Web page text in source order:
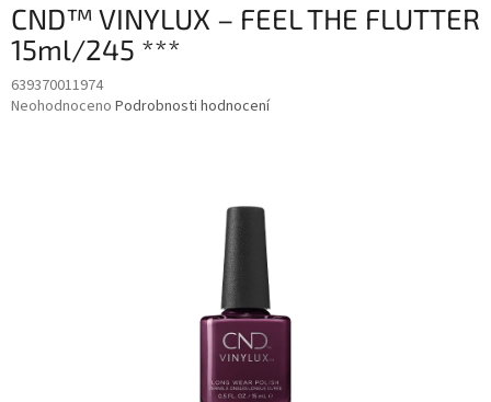
CND™ VINYLUX – FEEL THE FLUTTER
15ml/245 ***
639370011974
Průměrné
Neohodnoceno Podrobnosti hodnocení